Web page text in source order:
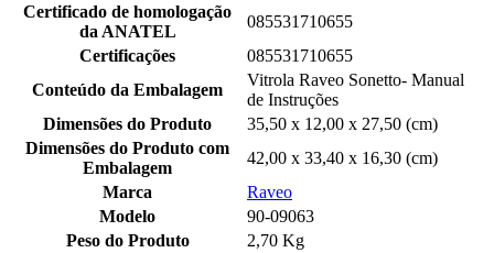
Certificado de homologação
da ANATEL
085531710655
Certificações
085531710655
Conteúdo da Embalagem
Vitrola Raveo Sonetto- Manual
de Instruções
Dimensões do Produto
35,50 x 12,00 x 27,50 (cm)
Dimensões do Produto com
Embalagem
42,00 x 33,40 x 16,30 (cm)
Marca
Raveo
Modelo
90-09063
Peso do Produto
2,70 Kg